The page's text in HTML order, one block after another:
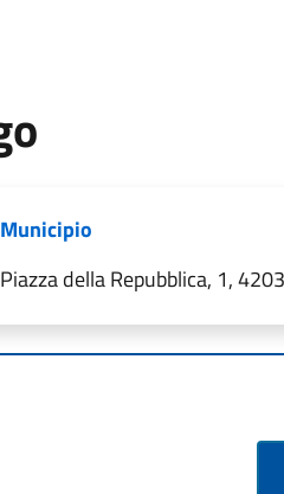
Municipio
Piazza della Repubblica, 1,